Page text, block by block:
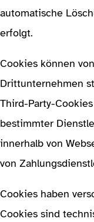
automatische
erfolgt.
Cookies können
Drittunternehmen
Third-Party-
bestimmter
innerhalb von
von
Cookies haben
Cookies sind